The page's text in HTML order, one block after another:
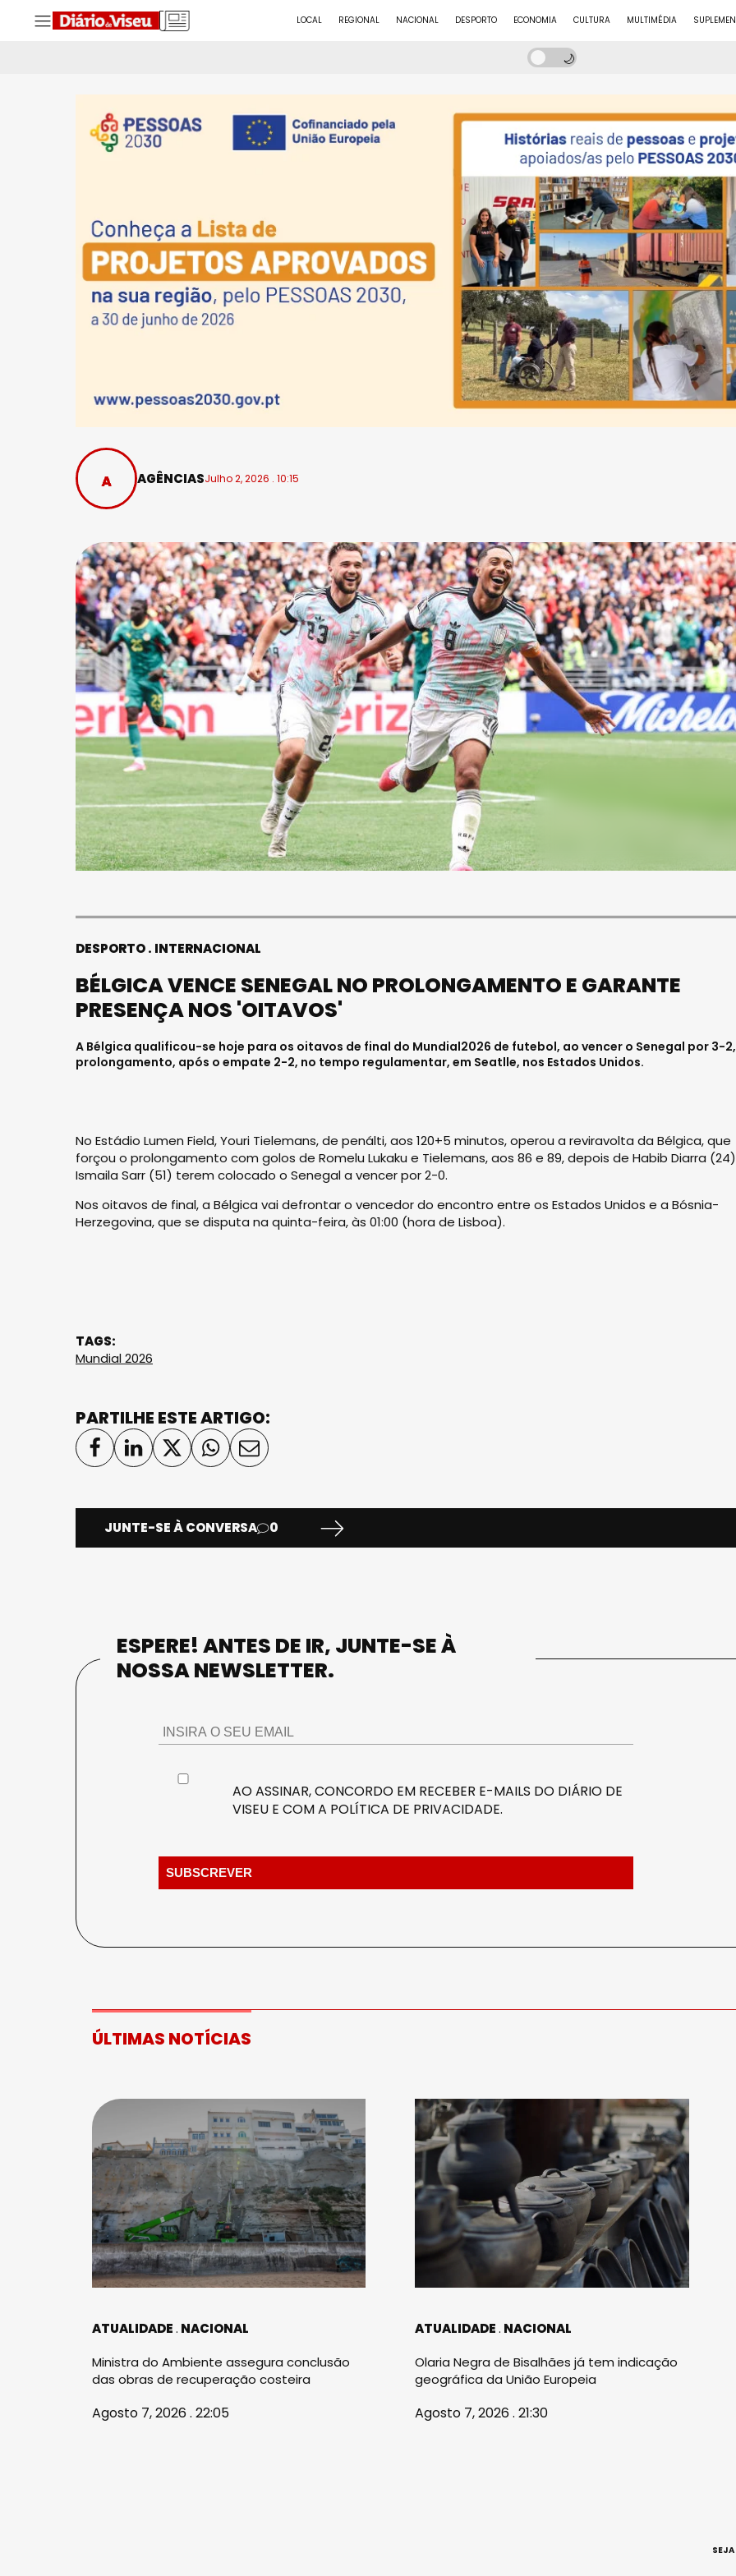
LOCAL REGIONAL NACIONAL DESPORTO ECONOMIA CULTURA MULTIMÉDIA
AGÊNCIASJulho 2, 2026 . 10:15
DESPORTO INTERNACIONAL
BÉLGICA VENCE SENEGAL NO PROLONGAMENTO E GARANTE
PRESENÇA NOS 'OITAVOS'
A Bélgica qualificou-se hoje para os oitavos de final do Mundial2026 de futebol, ao vencer o Senegal por 3-
prolongamento, após o empate 2-2, no tempo regulamentar, em Seatlle, nos Estados Unidos.
No Estádio Lumen Field, Youri Tielemans, de penálti, aos 120+5 minutos, operou a reviravolta da Bélgica, que
forçou o prolongamento com golos de Romelu Lukaku e Tielemans, aos 86 e 89, depois de Habib Diarra
Ismaila Sarr (51) terem colocado o Senegal a vencer por 2-0.
Nos oitavos de final, a Bélgica vai defrontar o vencedor do encontro entre os Estados Unidos e a Bósnia-
Herzegovina, que se disputa na quinta-feira, às 01:00 (hora de Lisboa).
TAGS:
Mundial 2026
PARTILHE ESTE ARTIGO:
JUNTE-SE À CONVERSA 0
ESPERE! ANTES DE IR, JUNTE-SE À
NOSSA NEWSLETTER.
AO ASSINAR, CONCORDO EM RECEBER E-MAILS DO DIÁRIO DE
VISEU E COM A POLÍTICA DE PRIVACIDADE.
ÚLTIMAS NOTÍCIAS
ATUALIDADE NACIONAL
Ministra do Ambiente assegura conclusão
das obras de recuperação costeira
Agosto 7, 2026 . 22:05
ATUALIDADE NACIONAL
Olaria Negra de Bisalhães já tem indicação
geográfica da União Europeia
Agosto 7, 2026 . 21:30